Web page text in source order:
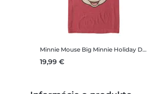
Minnie Mouse Big Minnie Holiday Disney Classics - Mickey Mouse - Minnie Mouse Big Minnie Holiday - Vianoce - Pánske Tričko
19,99 €